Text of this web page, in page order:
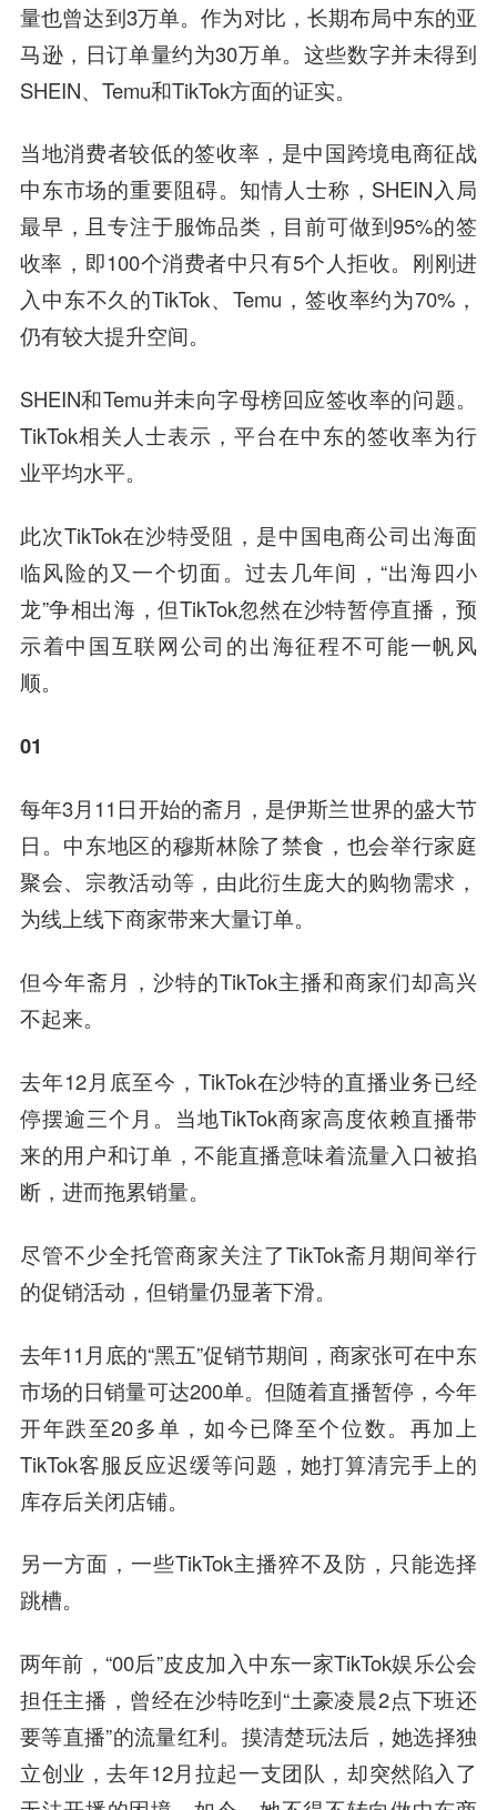
量也曾达到3万单。作为对比，长期布局中东的亚
马逊，日订单量约为30万单。这些数字并未得到
SHEIN、Temu和TikTok方面的证实。
当地消费者较低的签收率，是中国跨境电商征战
中东市场的重要阻碍。知情人士称，SHEIN入局
最早，且专注于服饰品类，目前可做到95%的签
收率，即100个消费者中只有5个人拒收。刚刚进
入中东不久的TikTok、Temu，签收率约为70%，
仍有较大提升空间。
SHEIN和Temu并未向字母榜回应签收率的问题。
TikTok相关人士表示，平台在中东的签收率为行
业平均水平。
此次TikTok在沙特受阻，是中国电商公司出海面
临风险的又一个切面。过去几年间，“出海四小
龙”争相出海，但TikTok忽然在沙特暂停直播，预
示着中国互联网公司的出海征程不可能一帆风
顺。
01
每年3月11日开始的斋月，是伊斯兰世界的盛大节
日。中东地区的穆斯林除了禁食，也会举行家庭
聚会、宗教活动等，由此衍生庞大的购物需求，
为线上线下商家带来大量订单。
但今年斋月，沙特的TikTok主播和商家们却高兴
不起来。
去年12月底至今，TikTok在沙特的直播业务已经
停摆逾三个月。当地TikTok商家高度依赖直播带
来的用户和订单，不能直播意味着流量入口被掐
断，进而拖累销量。
尽管不少全托管商家关注了TikTok斋月期间举行
的促销活动，但销量仍显著下滑。
去年11月底的“黑五”促销节期间，商家张可在中东
市场的日销量可达200单。但随着直播暂停，今年
开年跌至20多单，如今已降至个位数。再加上
TikTok客服反应迟缓等问题，她打算清完手上的
库存后关闭店铺。
另一方面，一些TikTok主播猝不及防，只能选择
跳槽。
两年前，“00后”皮皮加入中东一家TikTok娱乐公会
担任主播，曾经在沙特吃到“土豪凌晨2点下班还
要等直播”的流量红利。摸清楚玩法后，她选择独
立创业，去年12月拉起一支团队，却突然陷入了